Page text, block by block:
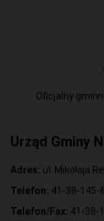
Oficjalny
Urząd Gminy
Adres: ul. Mikołaja
Telefon: 41-38-145-
Telefon/Fax: 41-38-